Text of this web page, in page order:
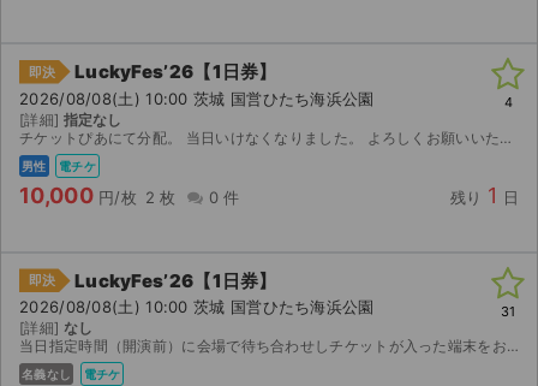
即決 LuckyFes’26【1日券】
2026/08/08(土) 10:00 茨城 国営ひたち海浜公園
[詳細] 指定なし
チケットぴあにて分配。 当日いけなくなりました。 よろしくお願いいたします。
男性 電チケ
10,000 円/枚 2 枚 0 件 残り 1 日
4
即決 LuckyFes’26【1日券】
2026/08/08(土) 10:00 茨城 国営ひたち海浜公園
[詳細] なし
当日指定時間（開演前）に会場で待ち合わせしチケットが入った端末をお貸しし同時に入場していただきます。 またはリストバンドのみ開場引き換え後にお渡し。 端末貸し出しの場合入場後に8/8のリ...
名義なし 電チケ
31